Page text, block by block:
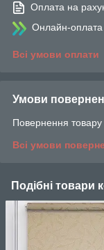
Оплата на
Онлайн-
Всі умови оплати
Умови
Повернення
Всі умови
Подібні товари